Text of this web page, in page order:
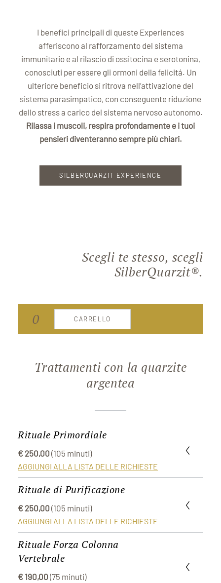
I benefici principali di queste Experiences
afferiscono al rafforzamento del sistema
immunitario e al rilascio di ossitocina e serotonina,
conosciuti per essere gli ormoni della felicitá. Un
ulteriore beneficio si ritrova nell’attivazione del
sistema parasimpatico, con conseguente riduzione
dello stress a carico del sistema nervoso autonomo.
Rilassa i muscoli, respira profondamente e i tuoi
pensieri diventeranno sempre più chiari.
SILBERQUARZIT EXPERIENCE
Scegli te stesso, scegli
SilberQuarzit®.
0 CARRELLO
Trattamenti con la quarzite
argentea
Rituale Primordiale
€ 250,00 (105 minuti)
AGGIUNGI ALLA LISTA DELLE RICHIESTE
Il tuo rituale di trasformazione individuale
Il Rituale Primordiale è un'esperienza individuale per
corpo, mente e anima, che serve a rafforzare la
combinazione di quarzite argentea, essenze di erbe
selvatiche e incenso meditativo, calma il sistema
nervoso e facilita il rilassamento. Un viaggio
Rituale di Purificazione
€ 250,00 (105 minuti)
AGGIUNGI ALLA LISTA DELLE RICHIESTE
Lasciati andare ad una profonda catarsi
Il Rituale di Purificazione, concepito in accordo alla
tradizione naturopatica della medicina tradizionale
Rituale Forza Colonna
Vertebrale
€ 190,00 (75 minuti)